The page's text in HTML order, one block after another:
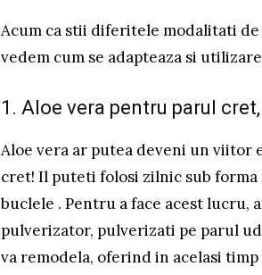
Acum ca stii diferitele modalitati
vedem cum se adapteaza si
1. Aloe vera pentru parul
Aloe vera ar putea deveni un
cret! Il puteti folosi zilnic sub
buclele . Pentru a face acest lucru,
pulverizator, pulverizati pe parul
va remodela, oferind in acelasi